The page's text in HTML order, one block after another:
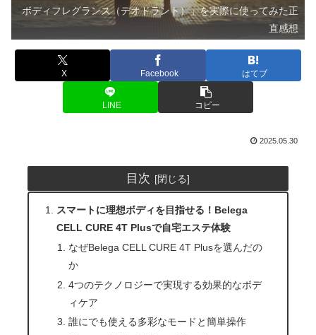
ボディフレグランス（デオドラント）」を実際に使ってみた正
直感想
X Facebook はてブ
LINE コピー
2025.05.30
目次
スマートに理想ボディを目指せる！Belega
CELL CURE 4T Plusで自宅エステ体験
なぜBelega CELL CURE 4T Plusを選んだの
か
4つのテクノロジーで実現する効果的なボデ
ィケア
誰にでも使える多彩なモードと簡単操作